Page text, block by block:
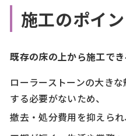
施工のポイ
既存の床の上から施工で
ローラーストーンの大き
する必要がないため、
撤去・処分費用を抑えら